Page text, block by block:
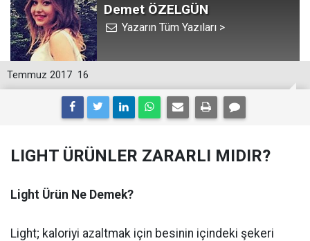
Demet ÖZELGÜN
Yazarın Tüm Yazıları >
16
Temmuz 2017
LIGHT ÜRÜNLER ZARARLI MIDIR?
Light Ürün Ne Demek?
Light; kaloriyi azaltmak için besinin içindeki şekeri